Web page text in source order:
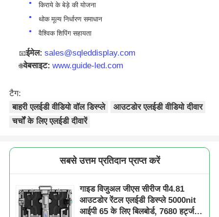
किराये के बेड़े की योजना
थोक मूल्य निर्धारण समाधान
वैश्विक शिपिंग सहायता
📧ईमेल: sales@sqleddisplay.com
🌐वेबसाइट: www.guide-led.com
टैग:
बाहरी एलईडी वीडियो वॉल डिस्प्ले
आउटडोर एलईडी वीडियो दीवार
चर्चों के लिए एलईडी दीवारें
सबसे उत्तम प्रतिदान प्राप्त करें
गाइड विजुअल जीएस सीरीज पी4.81
आउटडोर रेंटल एलईडी डिस्प्ले 5000nit
आईपी 65 के लिए बिलबोर्ड, 7680 हर्ट्ज